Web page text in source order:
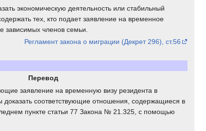
экономическую деятельность или стабильный
тех, кто подает заявление на временное
зависимых членов семьи.
Регламент закона о миграции (Декрет 296), ст.56
Перевод
заявление на временную визу резидента в
доказать соответствующие отношения, содержащиеся в
пункте статьи 77 Закона № 21.325, с помощью